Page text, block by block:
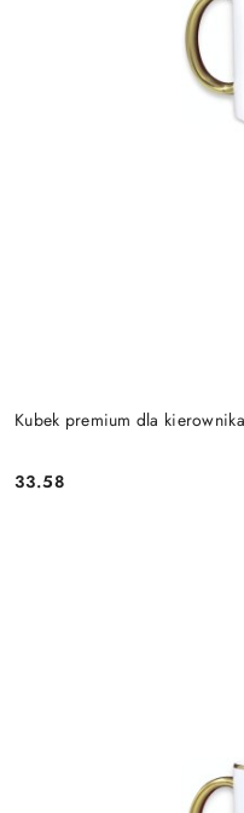
Kubek premium dla
Cena:
33.58